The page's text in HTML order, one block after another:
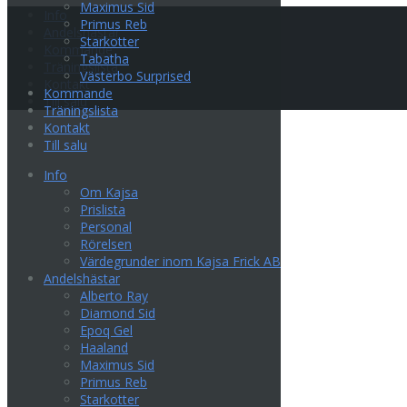
Maximus Sid
Primus Reb
Starkotter
Tabatha
Västerbo Surprised
Kommande
Träningslista
Kontakt
Till salu
Info
Om Kajsa
Prislista
Personal
Rörelsen
Värdegrunder inom Kajsa Frick AB
Andelshästar
Alberto Ray
Diamond Sid
Epoq Gel
Haaland
Maximus Sid
Primus Reb
Starkotter
Info
Andelshästar
Kommande
Träningslista
Kontakt
Till salu